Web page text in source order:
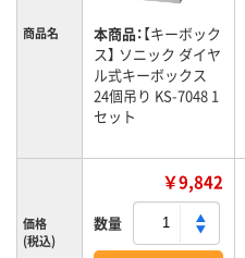
商品名 本商品：【キーボック
ス】 ソニック ダイヤ
ル式キーボックス
24個吊り KS-7048 1
セット
価格
(税込)
￥9,842
数量